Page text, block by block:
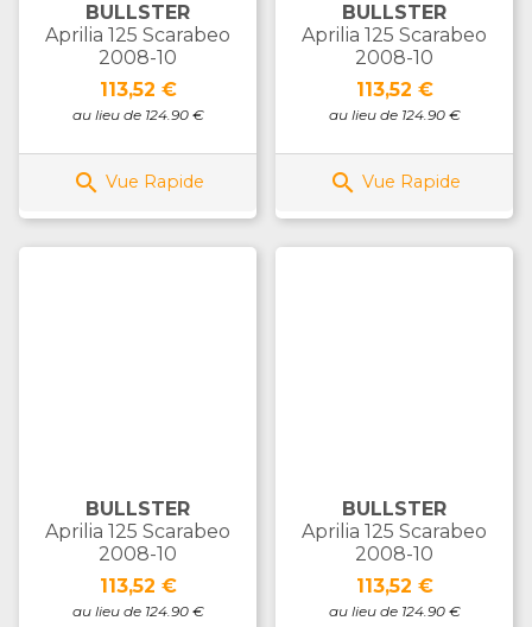
BULLSTER
Aprilia 125 Scarabeo
2008-10
Prix
113,52 €
au lieu de 124.90 €
 Vue Rapide
BULLSTER
Aprilia 125 Scarabeo
2008-10
Prix
113,52 €
au lieu de 124.90 €
 Vue Rapide
BULLSTER
Aprilia 125 Scarabeo
2008-10
Prix
113,52 €
au lieu de 124.90 €
BULLSTER
Aprilia 125 Scarabeo
2008-10
Prix
113,52 €
au lieu de 124.90 €